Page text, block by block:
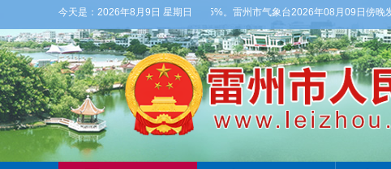
今天是： 2026年8月9日 星期日
西风3级，气温27到36度，相对湿度55%到95%。雷州市气象台2026年08月09日傍晚发